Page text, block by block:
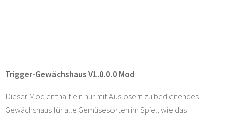
Trigger-Gewächshaus V1.0.0.0 Mod
Dieser Mod enthält ein nur mit Auslösern zu bedienendes
Gewächshaus für alle Gemüsesorten im Spiel, wie das